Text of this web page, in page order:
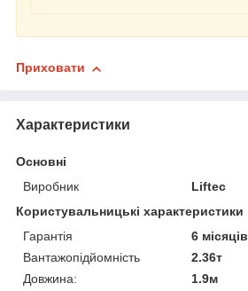
Приховати
Характеристики
Основні
Виробник
Liftec
Користувальницькі характеристики
Гарантія
6 місяців
Вантажопідйомність
2.36т
Довжина:
1.9м